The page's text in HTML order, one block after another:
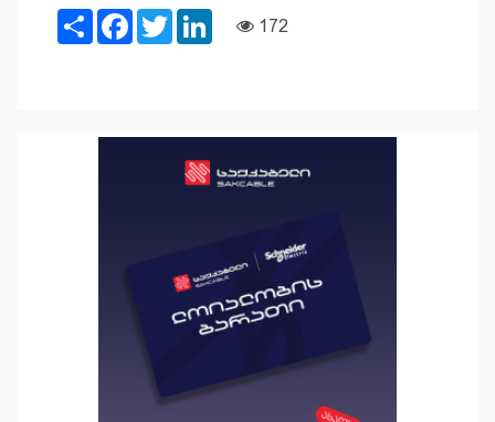
ShareFacebook
TwitterLinkedIn
172